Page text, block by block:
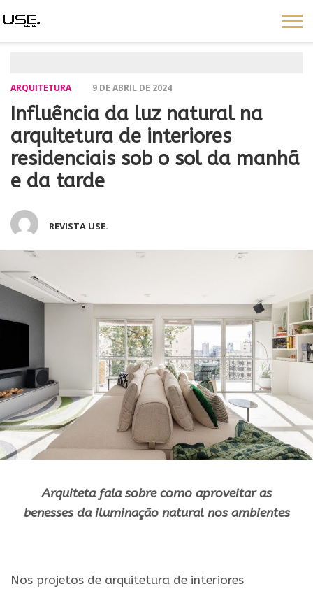
ARQUITETURA 9 DE ABRIL DE 2024
Influência da luz natural na
arquitetura de interiores
residenciais sob o sol da manhã
e da tarde
REVISTA USE.
Arquiteta fala sobrecomoaproveitar as
benessesdailuminação naturalnos ambientes
Nos projetos de arquitetura de interiores